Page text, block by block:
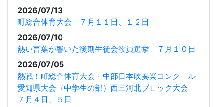
2026/07/13
町総合体育大会 ７月１１日、１２日
2026/07/10
熱い言葉が響いた後期生徒会役員選挙 ７月１０日
2026/07/05
熱戦！町総合体育大会・中部日本吹奏楽コンクール
愛知県大会（中学生の部）西三河北ブロック大会
７月４日、５日